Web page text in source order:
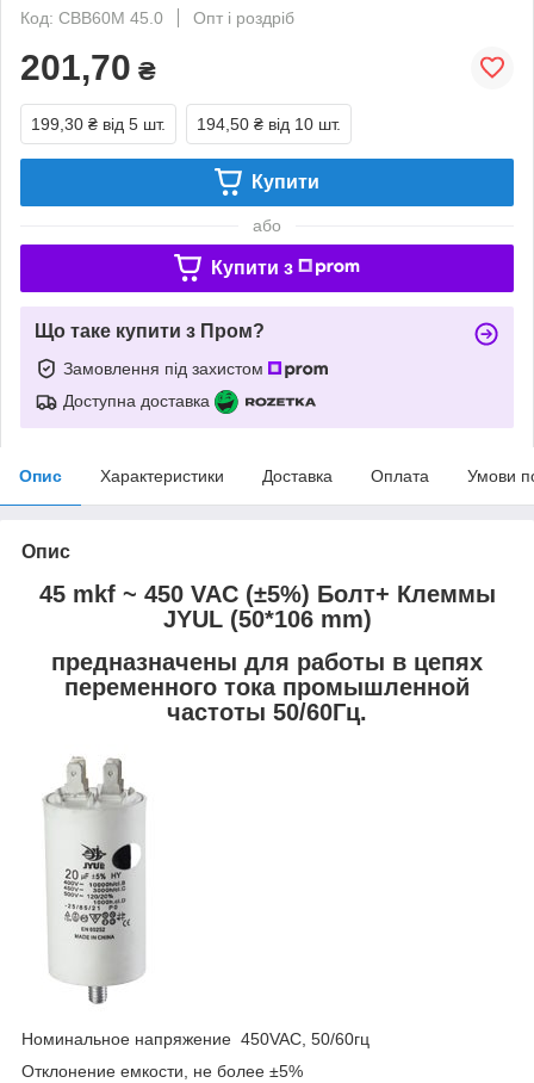
Код: CBB60M 45.0
Опт і роздріб
201,70 ₴
199,30 ₴ від 5 шт. 194,50 ₴ від 10 шт.
Купити
або
Купити з
Що таке купити з Пром?
Замовлення під захистом
Доступна доставка
Опис Характеристики Доставка Оплата Умови
Опис
45 mkf ~ 450 VAC (±5%) Болт+ Клеммы
JYUL (50*106 mm)
предназначены для работы в цепях
переменного тока промышленной
частоты 50/60Гц.
Номинальное напряжение 450VAC, 50/60гц
Отклонение емкости, не более ±5%